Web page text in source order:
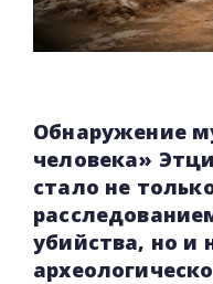
Обнаружение
человека»
стало не
убийства, но и